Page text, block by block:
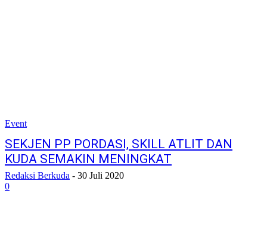
Event
SEKJEN PP PORDASI, SKILL ATLIT DAN
KUDA SEMAKIN MENINGKAT
Redaksi Berkuda - 30 Juli 2020
0